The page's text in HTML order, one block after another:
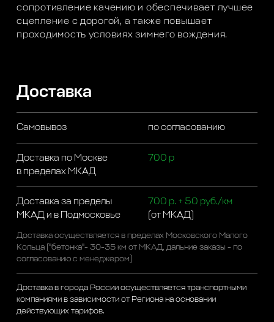
сопротивление качению и обеспечивает лучшее
сцепление с дорогой, а также повышает
проходимость условиях зимнего вождения.
Доставка
Самовывоз по согласованию
Доставка по Москве
в пределах МКАД
700 р
Доставка за пределы
МКАД и в Подмосковье
700 р. + 50 руб./км
(от МКАД)
Доставка осуществляется в пределах Московского Малого
Кольца ("бетонка"- 30-35 км от МКАД, дальние заказы - по
согласованию с менеджером)
Доставка в города России осуществляется транспортными
компаниями в зависимости от Региона на основании
действующих тарифов.